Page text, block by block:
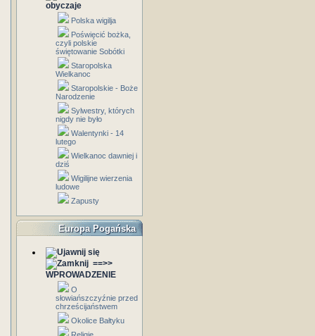
obyczaje
Polska wigilja
Poświęcić bożka,
czyli polskie
świętowanie Sobótki
Staropolska
Wielkanoc
Staropolskie - Boże
Narodzenie
Sylwestry, których
nigdy nie było
Walentynki - 14
lutego
Wielkanoc dawniej i
dziś
Wigilijne wierzenia
ludowe
Zapusty
Europa Pogańska
==>>
WPROWADZENIE
O
słowiańszczyźnie przed
chrześcijaństwem
Okolice Bałtyku